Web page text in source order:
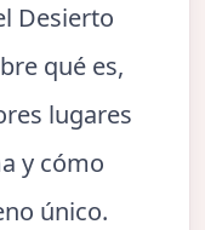
Desierto
qué es,
lugares
y cómo
único.